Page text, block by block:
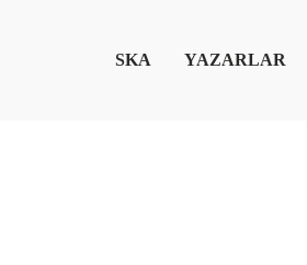
SKA YAZARLAR